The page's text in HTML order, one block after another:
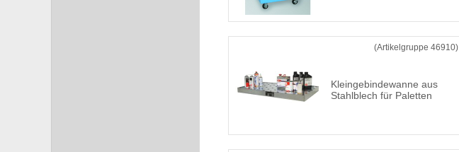
(Artikelgruppe 46910)
Kleingebindewanne aus
Stahlblech für Paletten